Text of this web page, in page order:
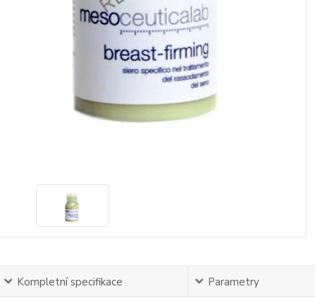
Kompletní specifikace Parametry